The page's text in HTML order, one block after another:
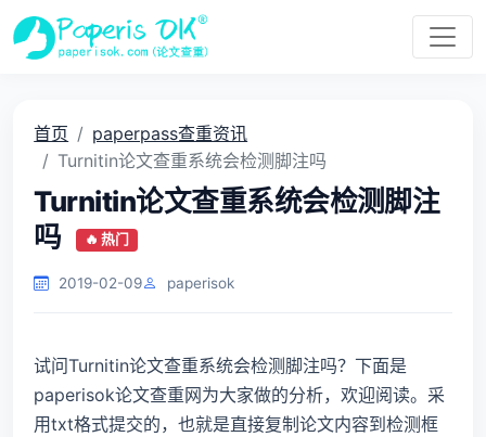
首页
paperpass查重资讯
Turnitin论文查重系统会检测脚注吗
Turnitin论文查重系统会检测脚注
吗
🔥 热门
2019-02-09 paperisok
试问Turnitin论文查重系统会检测脚注吗？下面是
paperisok论文查重网为大家做的分析，欢迎阅读。采
用txt格式提交的，也就是直接复制论文内容到检测框